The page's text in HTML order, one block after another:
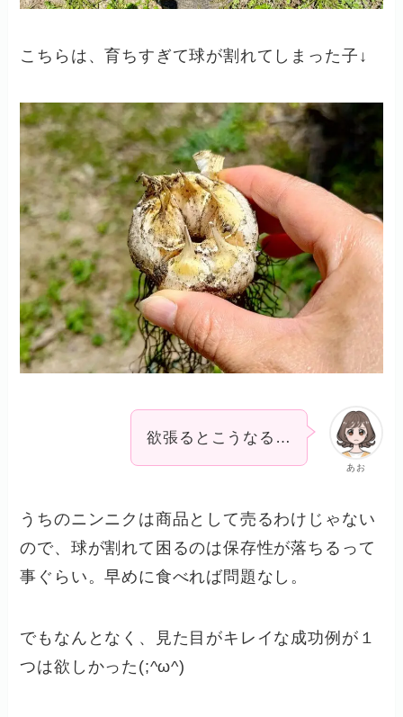
こちらは、育ちすぎて球が割れてしまった子↓
あお
欲張るとこうなる…
うちのニンニクは商品として売るわけじゃない
ので、球が割れて困るのは保存性が落ちるって
事ぐらい。早めに食べれば問題なし。
でもなんとなく、見た目がキレイな成功例が１
つは欲しかった(;^ω^)